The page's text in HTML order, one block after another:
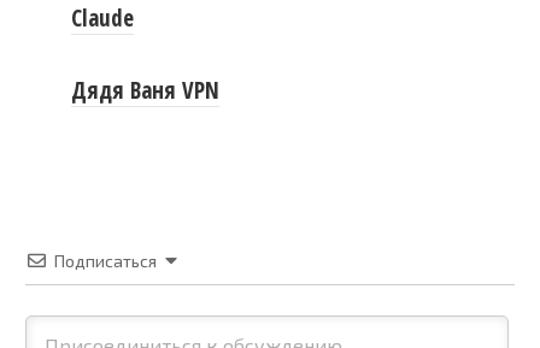
Claude
Дядя Ваня VPN
Подписаться